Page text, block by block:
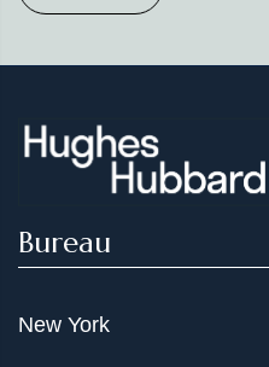
Bureau
New York